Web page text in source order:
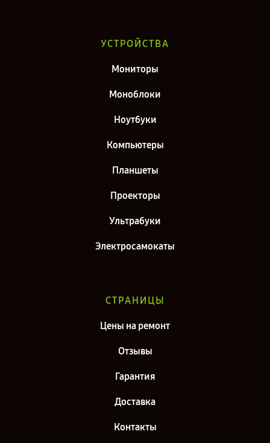
УСТРОЙСТВА
Мониторы
Моноблоки
Ноутбуки
Компьютеры
Планшеты
Проекторы
Ультрабуки
Электросамокаты
СТРАНИЦЫ
Цены на ремонт
Отзывы
Гарантия
Доставка
Контакты